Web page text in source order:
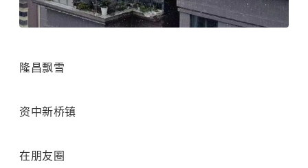
隆昌飘雪
资中新桥镇
在朋友圈